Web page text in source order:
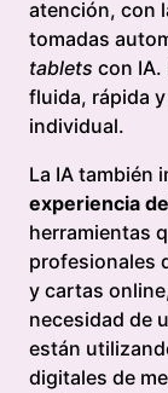
atención, con
tomadas
tablets con IA.
fluida, rápida
individual.
La IA también
experiencia
herramientas
profesionales
y cartas
necesidad de
están
digitales de